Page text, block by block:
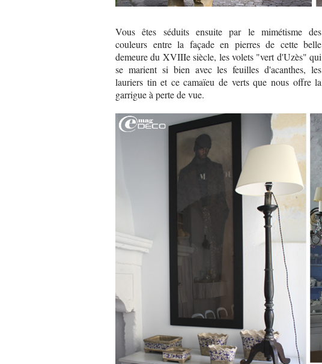
Vous êtes séduits ensuite par le mimétisme des
couleurs entre la façade en pierres de cette belle
demeure du XVIIIe siècle, les volets "vert d'Uzès" qui
se marient si bien avec les feuilles d'acanthes, les
lauriers tin et ce camaïeu de verts que nous offre la
garrigue à perte de vue.